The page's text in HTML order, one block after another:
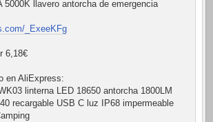
5000K llavero antorcha de emergencia
_ExeeKFg
6,18€
en AliExpress:
linterna LED 18650 antorcha 1800LM
recargable USB C luz IP68 impermeable